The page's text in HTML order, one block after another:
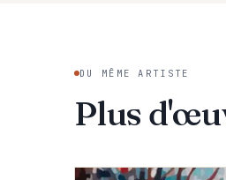
DU MÊME ARTISTE
Plus